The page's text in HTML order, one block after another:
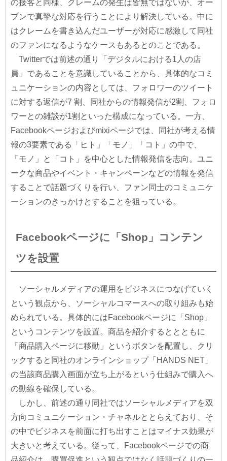
の接客と同様、クレームの発生は皆無ではないが、オー
プンで真摯な対応を行うことにより解決している。中に
はクレームを書き込んだユーザーが対応に感激して同社
のファンになるようなケースもあるとのことである。
Twitterでは前述の通り「デジタルにおける1人の店
員」であることを意識していることから、具体的なコミ
ュニケーションの内容としては、フォロワーのツイート
に対する返信が7 割、同社からの情報発信が2割、フォロ
ワーとの雑談が1割といった構成になっている。一方、
Facebookページおよびmixiページでは、同社が考える情
報の3要素である「ヒト」「モノ」「コト」の中で、
「モノ」と「コト」を中心とした情報発信を志向。ユニ
ークな商品やイベント・キャンペーンなどの情報を発信
することで話題づくりを行い、ファン同士のコミュニケ
ーションのきっかけとすることを狙っている。
Facebookページに「Shop」コンテン
ツを設置
ソーシャルメディアの運用をビジネスにつなげていく
という観点から、ソーシャルコマースへの取り組みも始
められている。具体的にはFacebookページに「Shop」
というコンテンツを設置。商品を紹介するととともに
「商品購入ページに移動」というボタンを配置し、クリ
ックすると同社のオンラインショップ「HANDS NET」
の当該商品購入画面が立ち上がるという仕組みで購入へ
の動線を確保している。
しかし、前述の通り同社ではソーシャルメディアを双
方向コミュニケーション・チャネルととらえており、そ
の中でビジネスを前面に打ち出すことはマイナス効果が
大きいと考えている。従って、Facebookページでの商